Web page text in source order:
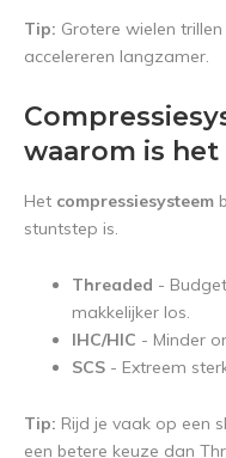
Tip: Grotere wielen
accelereren langzamer.
waarom is
Het compressiesysteem
stuntstep is.
Threaded -
makkelijker los.
IHC/HIC - Minder
SCS - Extreem
Tip: Rijd je vaak op een
een betere keuze dan